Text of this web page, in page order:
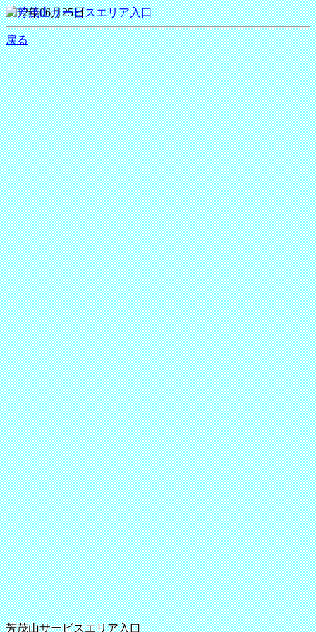
芳茂山サービスエリア入口
2012年06月25日
戻る